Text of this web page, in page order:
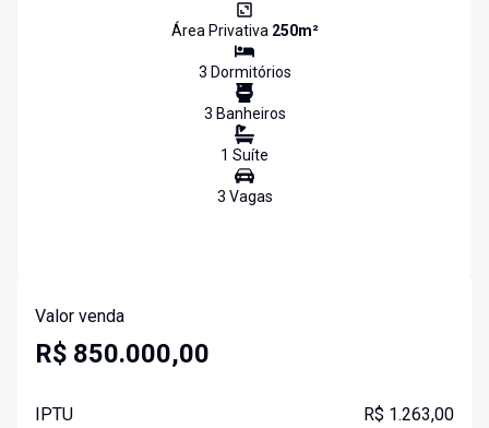
Área Privativa 250m²
3 Dormitórios
3 Banheiros
1 Suíte
3 Vagas
Valor venda
R$ 850.000,00
IPTU R$ 1.263,00